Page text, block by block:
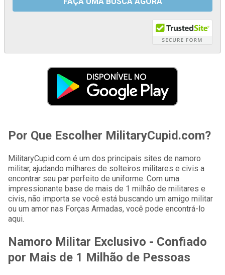
Por Que Escolher MilitaryCupid.com?
MilitaryCupid.com é um dos principais sites de namoro
militar, ajudando milhares de solteiros militares e civis a
encontrar seu par perfeito de uniforme. Com uma
impressionante base de mais de 1 milhão de militares e
civis, não importa se você está buscando um amigo militar
ou um amor nas Forças Armadas, você pode encontrá-lo
aqui.
Namoro Militar Exclusivo - Confiado
por Mais de 1 Milhão de Pessoas